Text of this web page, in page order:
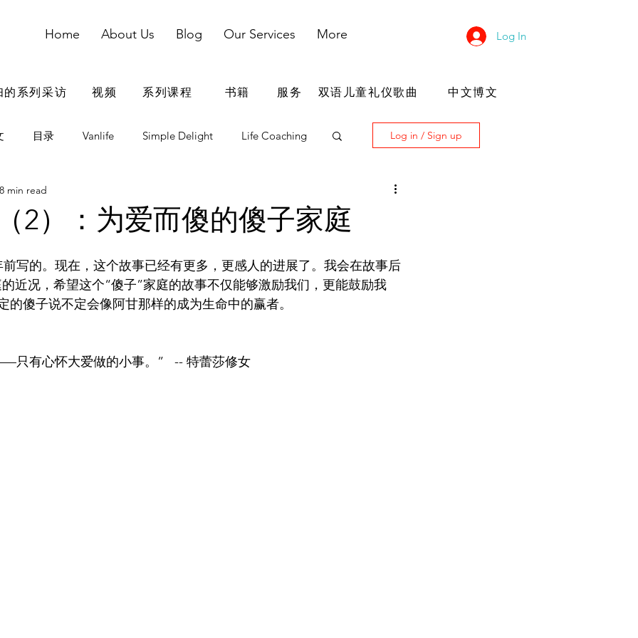
Home About Us Blog Our Services More Log In
的系列采访 视频 系列课程 书籍 服务 双语儿童礼仪歌曲 中文博文
目录 Vanlife Simple Delight Life Coaching
爸爸自我成长 夫妻团队搭档 情商 疫情期间文章
生活 鸡汤 我们的采访
Log in / Sign up
2）：为爱而傻的傻子家庭
8 min read
写的。现在，这个故事已经有更多，更感人的进展了。我会在故事后
近况，希望这个“傻子”家庭的故事不仅能够激励我们，更能鼓励我
的傻子说不定会像阿甘那样的成为生命中的赢者。
只有心怀大爱做的小事。”   -- 特蕾莎修女